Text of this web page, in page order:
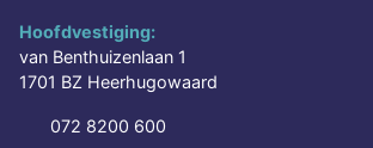
Hoofdvestiging:
van Benthuizenlaan 1
1701 BZ Heerhugowaard
072 8200 600